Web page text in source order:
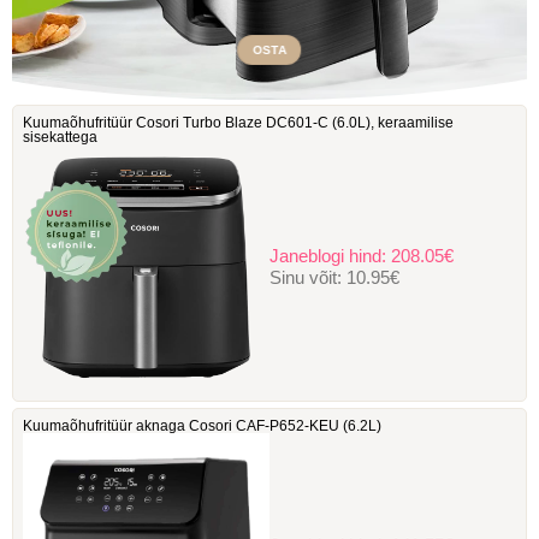
OSTA
Kuumaõhufritüür Cosori Turbo Blaze DC601-C ‎(6.0L), keraamilise
sisekattega
Janeblogi hind: 208.05€
Sinu võit: 10.95€
Kuumaõhufritüür aknaga Cosori ‎CAF-P652-KEU (6.2L)